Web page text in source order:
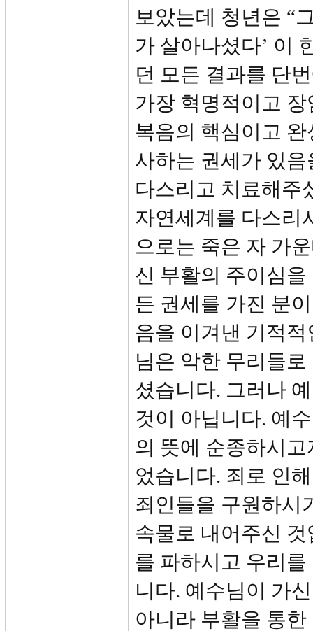
보았는데 청년은 “
가 살아나셨다’ 이
던 모든 결과를 단
가장 혁명적이고
복음의 핵심이고
사하는 권세가 있
다스리고 치료해주
자연세계를 다스리
으로는 죽은 자 가
신 부활의 주이심
든 권세를 가진 분
음을 이겨낸 기적
님은 악한 무리들
셨습니다. 그러나
것이 아닙니다. 예
의 뜻에 순종하시
었습니다. 죄로 인
죄인들을 구원하시
속물로 내어주신
를 파하시고 우리
니다. 예수님이 가
아니라 부활을 통